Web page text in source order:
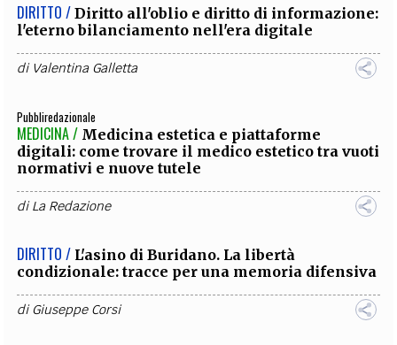
DIRITTO / Diritto all'oblio e diritto di informazione:
l'eterno bilanciamento nell'era digitale
di Valentina Galletta
Pubbliredazionale
MEDICINA / Medicina estetica e piattaforme
digitali: come trovare il medico estetico tra vuoti
normativi e nuove tutele
diLa Redazione
DIRITTO / L'asino di Buridano. La libertà
condizionale: tracce per una memoria difensiva
diGiuseppe Corsi